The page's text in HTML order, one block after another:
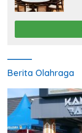
Berita Olahraga